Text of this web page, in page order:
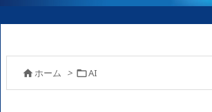
ホーム > AI